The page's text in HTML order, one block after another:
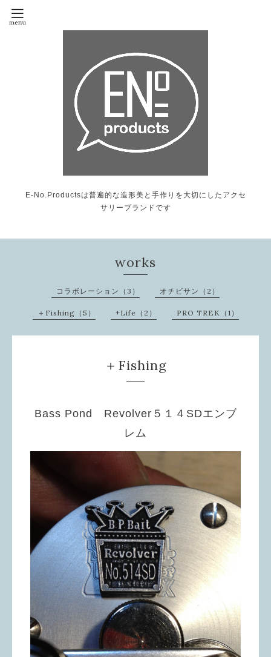
E-No.Productsは普遍的な造形美と手作りを大切にしたアクセ
サリーブランドです
works
コラボレーション（3） オチビサン（2）
＋Fishing（5） +Life（2） PRO TREK（1）
＋Fishing
Bass Pond Revolver５１４SDエンブ
レム